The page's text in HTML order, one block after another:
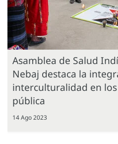
Asamblea de Salud
Nebaj destaca la
interculturalidad en
pública
14 Ago 2023